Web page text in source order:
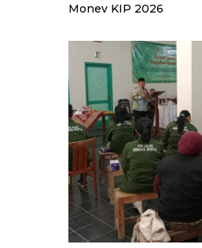
Monev KIP 2026